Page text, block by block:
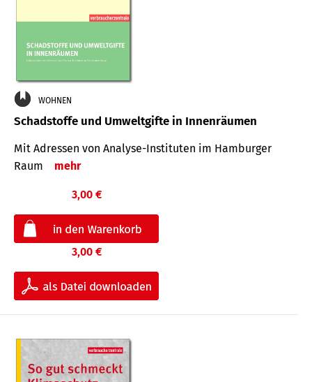
WOHNEN
Schadstoffe und Umweltgifte in Innenräumen
Mit Adressen von Analyse-Insti­tuten im Hamburger
Raum
mehr
3,00 €
3,00 €